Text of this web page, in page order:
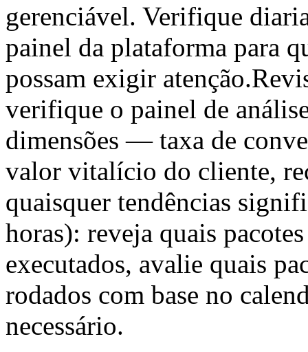
gerenciável. Verifique
painel da plataforma para
possam exigir
verifique o painel de
dimensões — taxa de
valor vitalício do cliente,
quaisquer tendências
horas): reveja quais
executados, avalie quais
rodados com base no
necessário.